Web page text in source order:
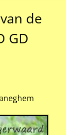
de
GD